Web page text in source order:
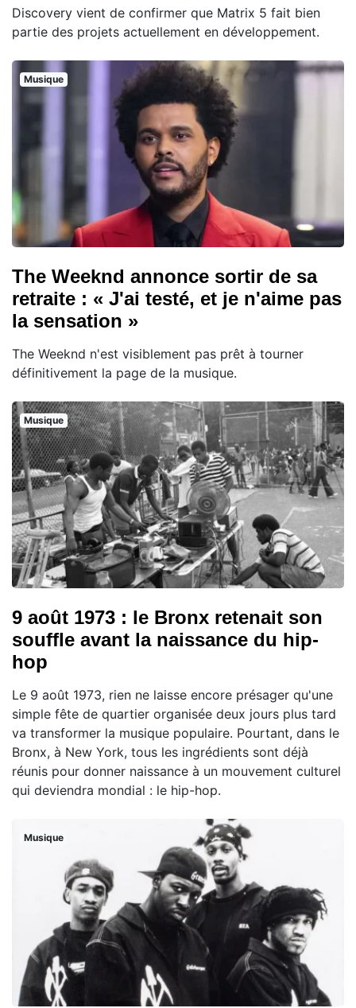
Discovery vient de confirmer que Matrix 5 fait bien
partie des projets actuellement en développement.
Musique
The Weeknd annonce sortir de sa
retraite : « J'ai testé, et je n'aime pas
la sensation »
The Weeknd n'est visiblement pas prêt à tourner
définitivement la page de la musique.
Musique
9 août 1973 : le Bronx retenait son
souffle avant la naissance du hip-
hop
Le 9 août 1973, rien ne laisse encore présager qu'une
simple fête de quartier organisée deux jours plus tard
va transformer la musique populaire. Pourtant, dans le
Bronx, à New York, tous les ingrédients sont déjà
réunis pour donner naissance à un mouvement culturel
qui deviendra mondial : le hip-hop.
Musique